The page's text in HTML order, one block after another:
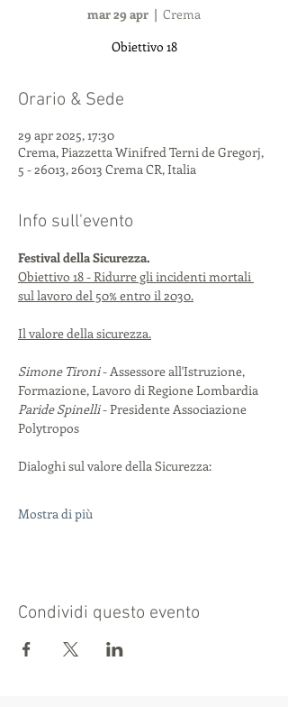
mar 29 apr
  |
Crema
Obiettivo 18
Orario & Sede
29 apr 2025, 17:30
Crema, Piazzetta Winifred Terni de Gregorj,
5 - 26013, 26013 Crema CR, Italia
Info sull'evento
Festival della Sicurezza.
Obiettivo 18 - Ridurre gli incidenti mortali
sul lavoro del 50% entro il 2030.
Il valore della sicurezza.
Simone Tironi - Assessore all'Istruzione,
Formazione, Lavoro di Regione Lombardia
Paride Spinelli - Presidente Associazione
Polytropos
Dialoghi sul valore della Sicurezza:
Mostra di più
Condividi questo evento